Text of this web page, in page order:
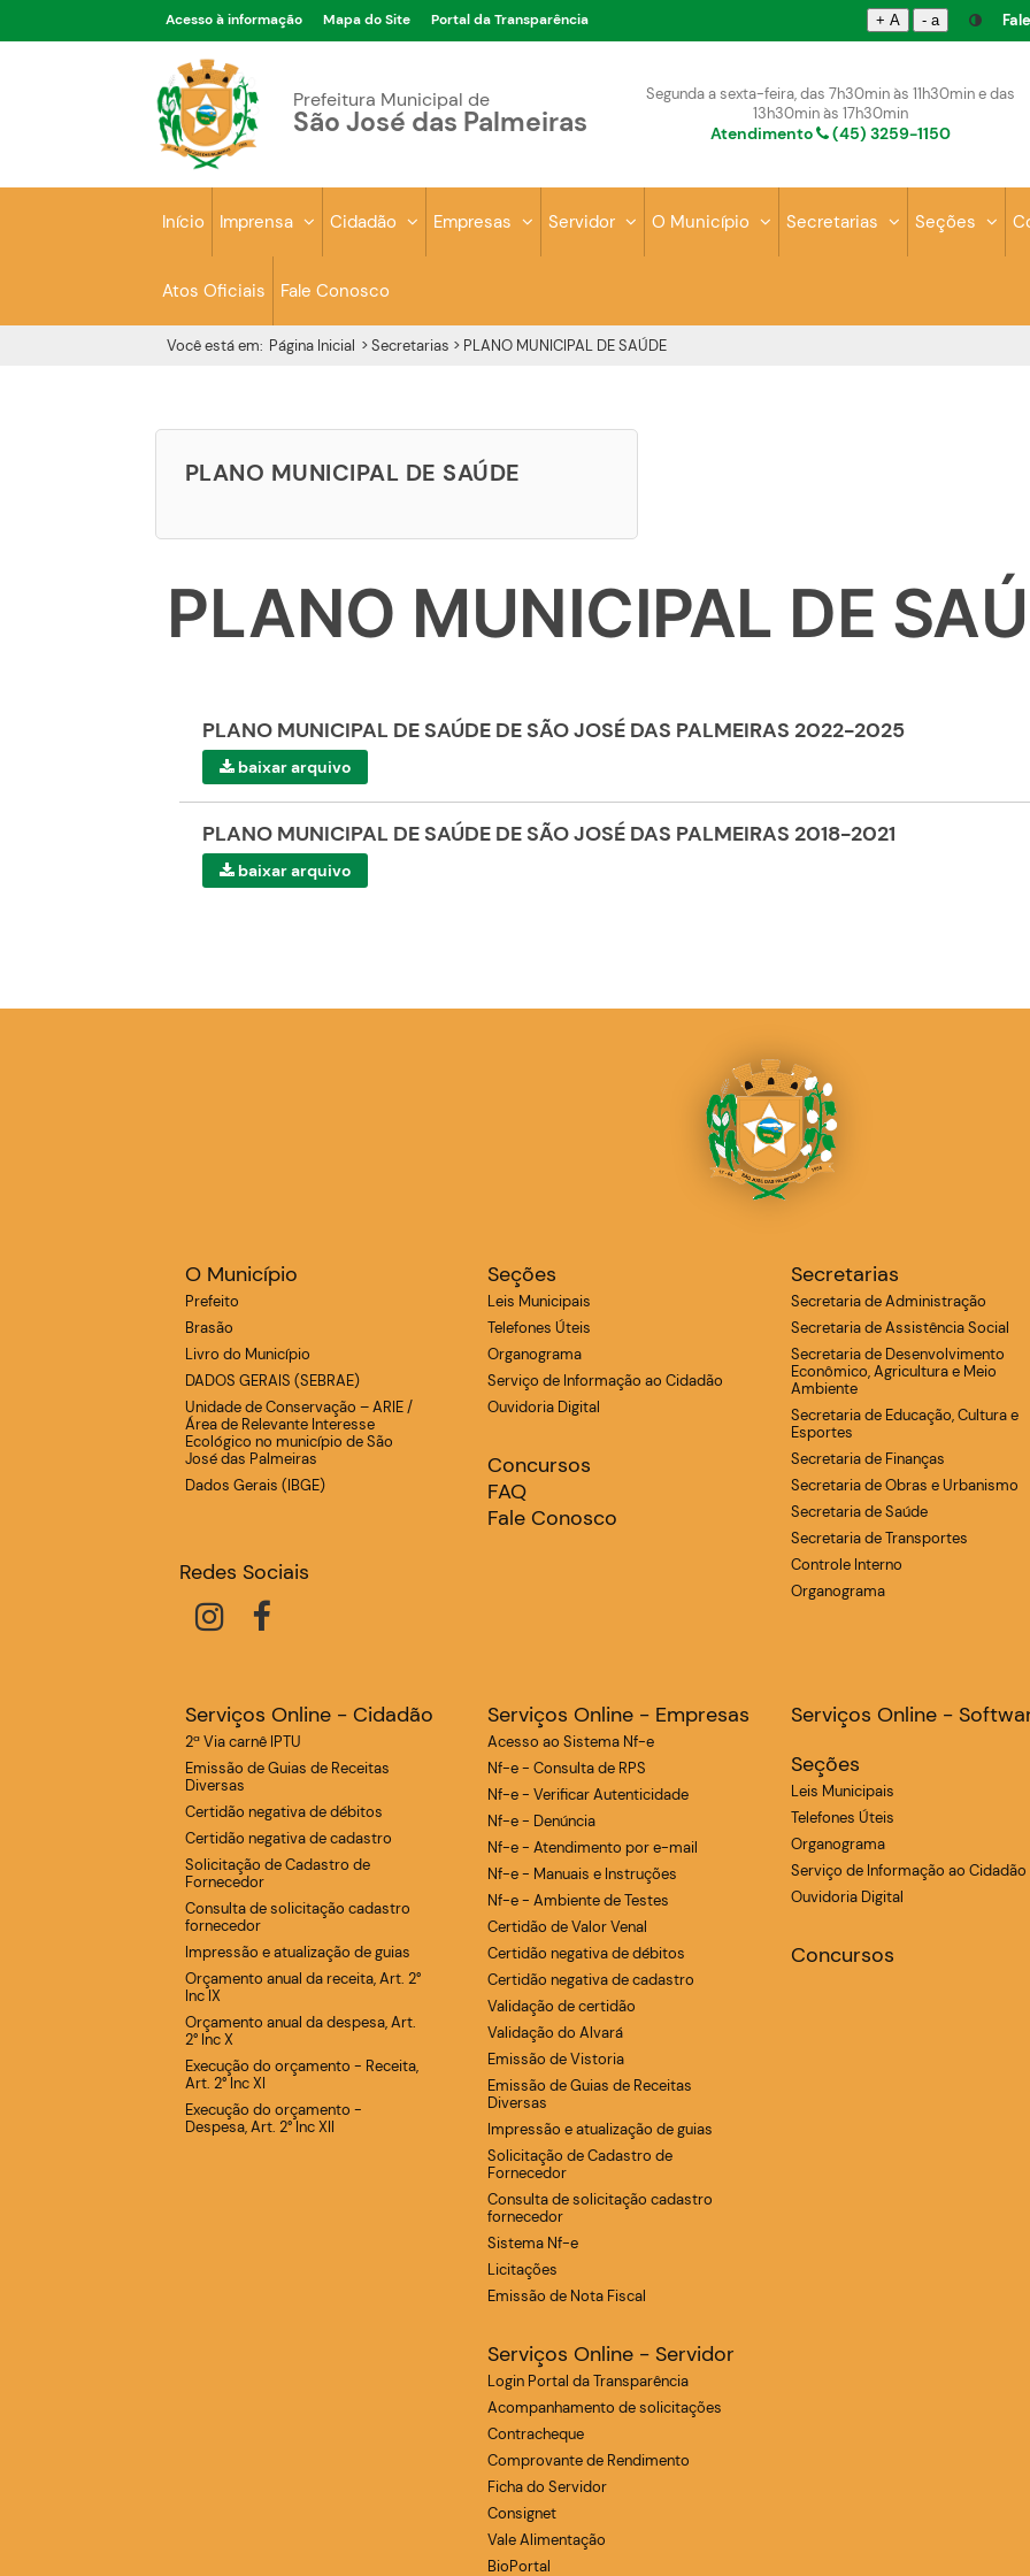
Acesso à informação Mapa do Site Portal da Transparência + A - a
Prefeitura Municipal de
São José das Palmeiras
Segunda a sexta-feira, das 7h30min às 11h30min e das
13h30min às 17h30min
Atendimento (45) 3259-1150
Início Imprensa Cidadão Empresas Servidor O Município Secretarias Seções
Atos Oficiais Fale Conosco
Você está em: Página Inicial > Secretarias > PLANO MUNICIPAL DE SAÚDE
PLANO MUNICIPAL DE SAÚDE
PLANO MUNICIPAL DE
PLANO MUNICIPAL DE SAÚDE DE SÃO JOSÉ DAS PALMEIRAS 2022-2025
baixar arquivo
PLANO MUNICIPAL DE SAÚDE DE SÃO JOSÉ DAS PALMEIRAS 2018-2021
baixar arquivo
O Município
Prefeito
Brasão
Livro do Município
DADOS GERAIS (SEBRAE)
Unidade de Conservação – ARIE /
Área de Relevante Interesse
Ecológico no município de São
José das Palmeiras
Dados Gerais (IBGE)
Redes Sociais
Seções
Leis Municipais
Telefones Úteis
Organograma
Serviço de Informação ao Cidadão
Ouvidoria Digital
Concursos
FAQ
Fale Conosco
Secretarias
Secretaria de Administração
Secretaria de Assistência Social
Secretaria de Desenvolvimento
Econômico, Agricultura e Meio
Ambiente
Secretaria de Educação, Cultura e
Esportes
Secretaria de Finanças
Secretaria de Obras e Urbanismo
Secretaria de Saúde
Secretaria de Transportes
Controle Interno
Organograma
Serviços Online - Cidadão
2ª Via carnê IPTU
Emissão de Guias de Receitas
Diversas
Certidão negativa de débitos
Certidão negativa de cadastro
Solicitação de Cadastro de
Fornecedor
Consulta de solicitação cadastro
fornecedor
Impressão e atualização de guias
Orçamento anual da receita, Art. 2°
Inc IX
Orçamento anual da despesa, Art.
2° Inc X
Execução do orçamento - Receita,
Art. 2° Inc XI
Execução do orçamento -
Despesa, Art. 2° Inc XII
Serviços Online - Empresas
Acesso ao Sistema Nf-e
Nf-e - Consulta de RPS
Nf-e - Verificar Autenticidade
Nf-e - Denúncia
Nf-e - Atendimento por e-mail
Nf-e - Manuais e Instruções
Nf-e - Ambiente de Testes
Certidão de Valor Venal
Certidão negativa de débitos
Certidão negativa de cadastro
Validação de certidão
Validação do Alvará
Emissão de Vistoria
Emissão de Guias de Receitas
Diversas
Impressão e atualização de guias
Solicitação de Cadastro de
Fornecedor
Consulta de solicitação cadastro
fornecedor
Sistema Nf-e
Licitações
Emissão de Nota Fiscal
Serviços Online - Servidor
Login Portal da Transparência
Acompanhamento de solicitações
Contracheque
Comprovante de Rendimento
Ficha do Servidor
Consignet
Vale Alimentação
BioPortal
Serviços Online -
Seções
Leis Municipais
Telefones Úteis
Organograma
Serviço de Informação ao Cidadão
Ouvidoria Digital
Concursos